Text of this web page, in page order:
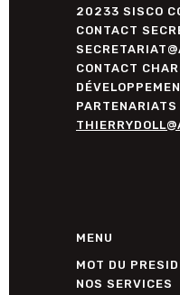
20233 SISCO
CONTACT
CONTACT
PARTENARIATS
MENU
MOT DU
NOS SERVICES